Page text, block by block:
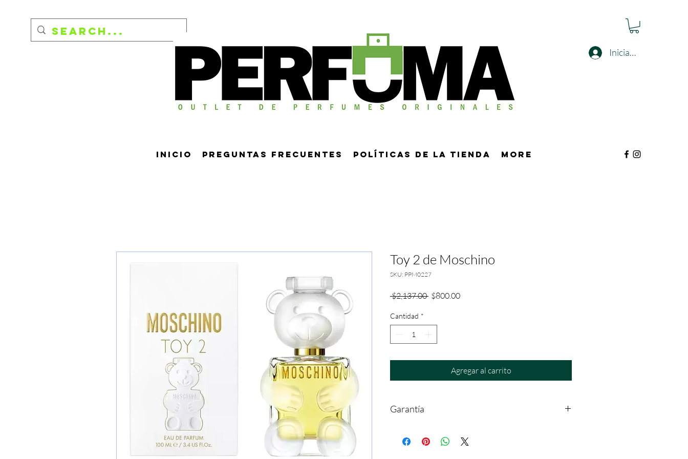
Iniciar sesión
Inicio Preguntas frecuentes Políticas de la tienda More
Toy 2 de Moschino
SKU: PPM0227
$2,137.00 Precio
$800.00Precio
Cantidad *
Agregar al carrito
Garantía
partir de la compra. Garantía: Aplica solo para fallas del